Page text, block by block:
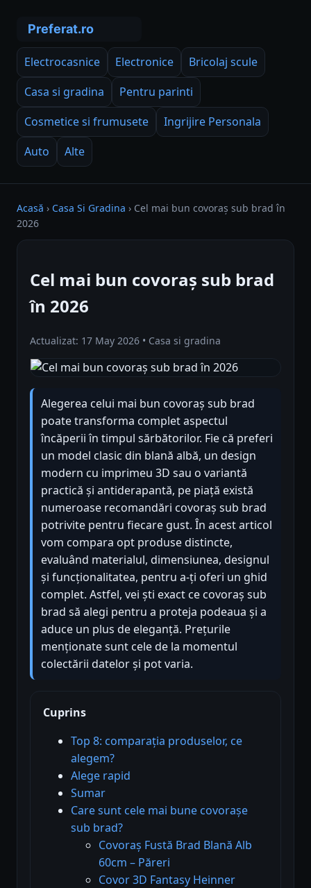
Electrocasnice Electronice
Bricolaj scule
Casa si gradina
Pentru parinti
Cosmetice si frumusete
Ingrijire Personala
Auto
Alte
Acasă › Casa Si Gradina › Cel mai bun covoraș sub brad în
2026
Cel mai bun covoraș sub brad
în 2026
Actualizat: 17 May 2026 • Casa si gradina
Alegerea celui mai bun covoraș sub brad
poate transforma complet aspectul
încăperii în timpul sărbătorilor. Fie că preferi
un model clasic din blană albă, un design
modern cu imprimeu 3D sau o variantă
practică și antiderapantă, pe piață există
numeroase recomandări covoraș sub brad
potrivite pentru fiecare gust. În acest articol
vom compara opt produse distincte,
evaluând materialul, dimensiunea, designul
și funcționalitatea, pentru a-ți oferi un ghid
complet. Astfel, vei ști exact ce covoraș sub
brad să alegi pentru a proteja podeaua și a
aduce un plus de eleganță. Prețurile
menționate sunt cele de la momentul
colectării datelor și pot varia.
Cuprins
Top 8: comparația produselor, ce
alegem?
Alege rapid
Sumar
Care sunt cele mai bune covorașe
sub brad?
Covoraș Fustă Brad Blană Alb
60cm – Păreri
Covor 3D Fantasy Heinner